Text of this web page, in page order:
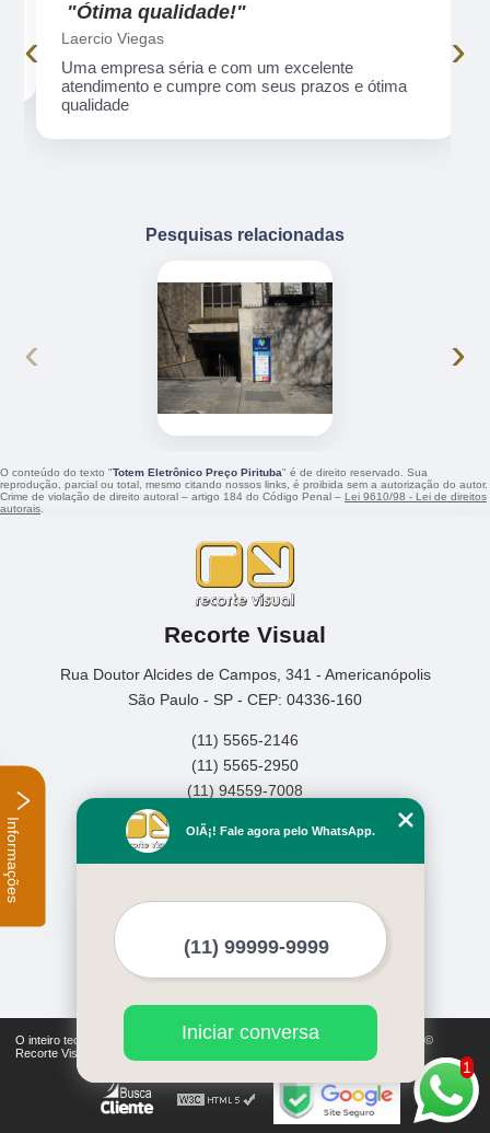
"Ótima qualidade!"
Laercio Viegas
Uma empresa séria e com um excelente
atendimento e cumpre com seus prazos e ótima
qualidade
‹ ›
Pesquisas relacionadas
‹ ›
O conteúdo do texto "Totem Eletrônico Preço Pirituba" é de direito reservado. Sua
reprodução, parcial ou total, mesmo citando nossos links, é proibida sem a autorização do autor.
Crime de violação de direito autoral – artigo 184 do Código Penal – Lei 9610/98 - Lei de direitos
autorais
Recorte Visual
Rua Doutor Alcides de Campos, 341 - Americanópolis
São Paulo - SP - CEP: 04336-160
(11) 5565-2146
(11) 5565-2950
(11) 94559-7008
Home
Serviços
Mapa do site
Mais Serviços
O inteiro teor deste site está sujeito à proteção de direitos autorais. Copyright©
Recorte Visual (Lei 9610 de 19/02/1998)
1
OlÃ¡! Fale agora pelo WhatsApp.
Iniciar conversa
Informações